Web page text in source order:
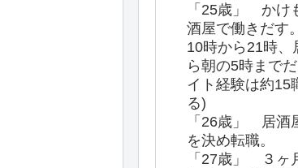
「25歳」 かけ
酒屋で働きだす
10時から21時、
ら朝の5時まで
イト経験は約15
る)
「26歳」 居酒
を決め転職。
「27歳」 ３ヶ